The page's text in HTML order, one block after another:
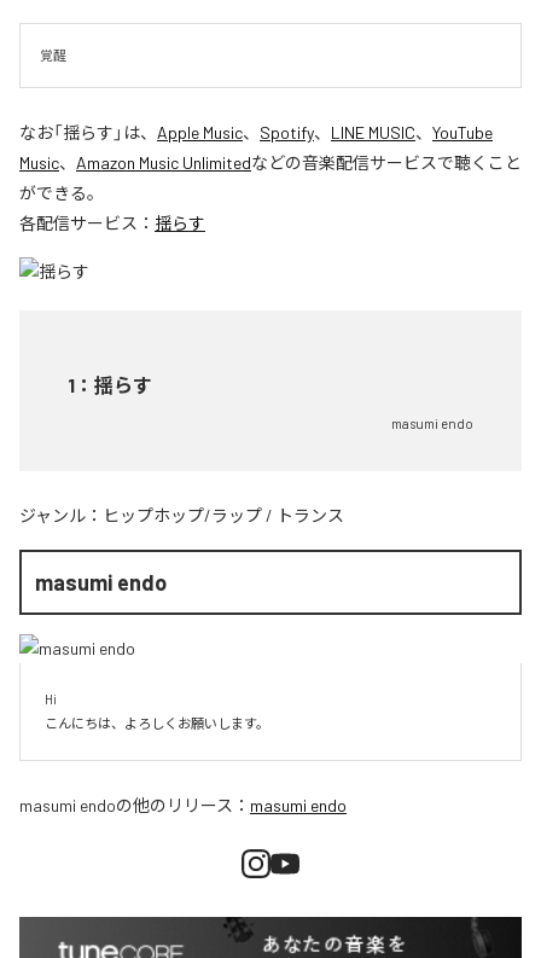
覚醒
なお「揺らす 」は、 Apple Music、 Spotify、 LINE MUSIC、 YouTube
Music、 Amazon Music Unlimitedなどの音楽配信サービスで聴くこと
ができる。
各配信サービス： 揺らす
1 ： 揺らす
masumi endo
ジャンル： ヒップホップ/ラップ / トランス
masumi endo
Hi
こんにちは、よろしくお願いします。
masumi endoの他のリリース： masumi endo